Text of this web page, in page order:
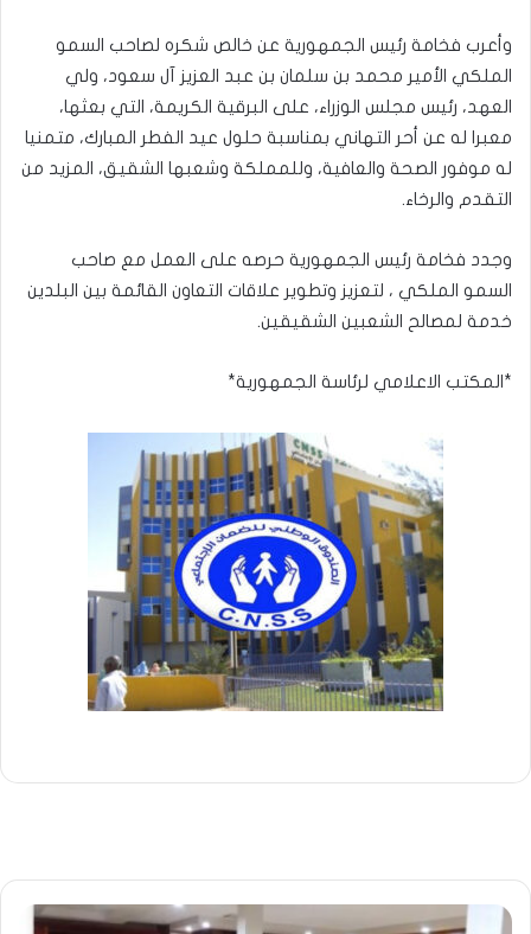
وأعرب فخامة رئيس الجمهورية عن خالص شكره لصاحب السمو
الملكي الأمير محمد بن سلمان بن عبد العزيز آل سعود، ولي
العهد، رئيس مجلس الوزراء، على البرقية الكريمة، التي بعثها،
معبرا له عن أحر التهاني بمناسبة حلول عيد الفطر المبارك، متمنيا
له موفور الصحة والعافية، وللمملكة وشعبها الشقيق، المزيد من
التقدم والرخاء.
وجدد فخامة رئيس الجمهورية حرصه على العمل مع صاحب
السمو الملكي ، لتعزيز وتطوير علاقات التعاون القائمة بين البلدين
خدمة لمصالح الشعبين الشقيقين.
*المكتب الاعلامي لرئاسة الجمهورية*